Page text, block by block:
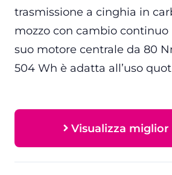
trasmissione a cinghia in
mozzo con cambio continuo
suo motore centrale da 80
504 Wh è adatta all’uso
Visualizza miglior